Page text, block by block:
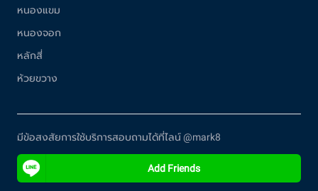
หนองแขม
หนองจอก
หลักสี่
ห้วยขวาง
มีข้อสงสัยการใช้บริการสอบถามได้ที่ไลน์ @mark8
Add Friends